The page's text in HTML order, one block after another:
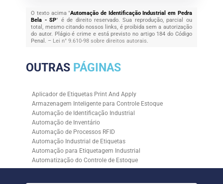
O texto acima "Automação de Identificação Industrial em Pedra
Bela - SP" é de direito reservado. Sua reprodução, parcial ou
total, mesmo citando nossos links, é proibida sem a autorização
do autor. Plágio é crime e está previsto no artigo 184 do Código
Penal. – Lei n° 9.610-98 sobre direitos autorais.
OUTRAS PÁGINAS
Aplicador de Etiquetas Print And Apply
Armazenagem Inteligente para Controle Estoque
Automação de Identificação Industrial
Automação de Inventário
Automação de Processos RFID
Automação Industrial de Etiquetas
Automação para Etiquetagem Industrial
Automatização do Controle de Estoque
Controle de Estoque com RFID